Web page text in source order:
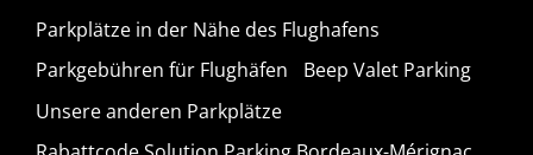
Parkplätze in der Nähe des Flughafens
Parkgebühren für Flughäfen
Beep Valet Parking
Unsere anderen Parkplätze